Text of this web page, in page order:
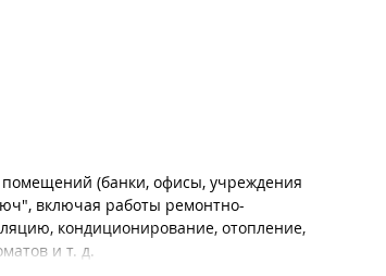
(банки, офисы, учреждения
включая работы ремонтно-
кондиционирование, отопление,
и т. д.